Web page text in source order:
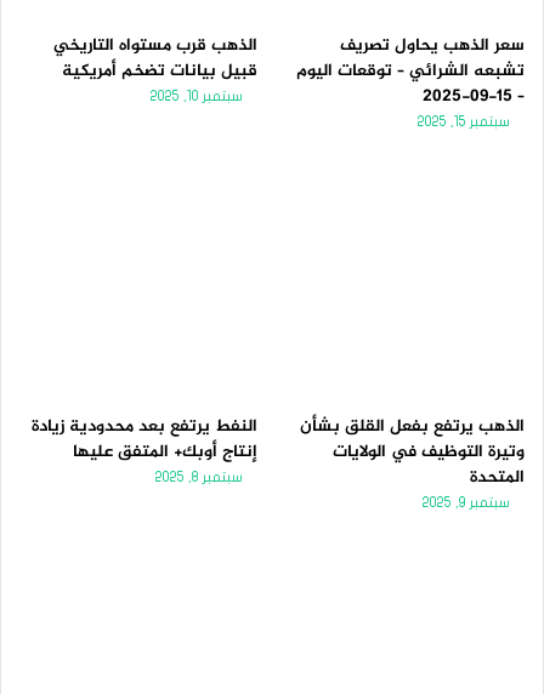
سعر الذهب يحاول تصريف
تشبعه الشرائي – توقعات اليوم
– 15-09-2025
سبتمبر 15, 2025
الذهب قرب مستواه التاريخي
قبيل بيانات تضخم أمريكية
سبتمبر 10, 2025
الذهب يرتفع بفعل القلق بشأن
وتيرة التوظيف في الولايات
المتحدة
سبتمبر 9, 2025
النفط يرتفع بعد محدودية زيادة
إنتاج أوبك+ المتفق عليها
سبتمبر 8, 2025